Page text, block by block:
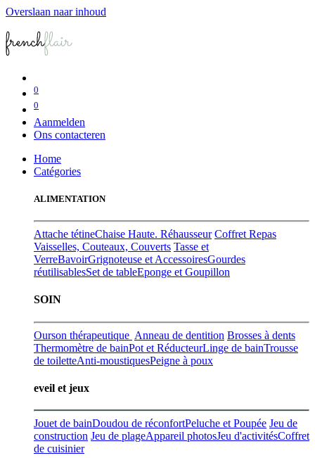
Overslaan naar inhoud
0
0
Aanmelden
Ons contacteren
Home
Catégories
ALIMENTATION
Attache tétineChaise Haute. Réhausseur Coffret Repas
Vaisselles, Couteaux, Couverts Tasse et
VerreBavoirGrignoteuse et AccessoiresGourdes
réutilisablesSet de tableEponge et Goupillon
SOIN
Ourson thérapeutique Anneau de dentition Brosses à dents
Thermomètre de bainPot et RéducteurLinge de bainTrousse
de toiletteAnti-moustiquesPeigne à poux
eveil et jeux
Jouet de bainDoudou de réconfortPeluche et Poupée Jeu de
construction Jeu de plageAppareil photosJeu d'activitésCoffret
de cuisinier